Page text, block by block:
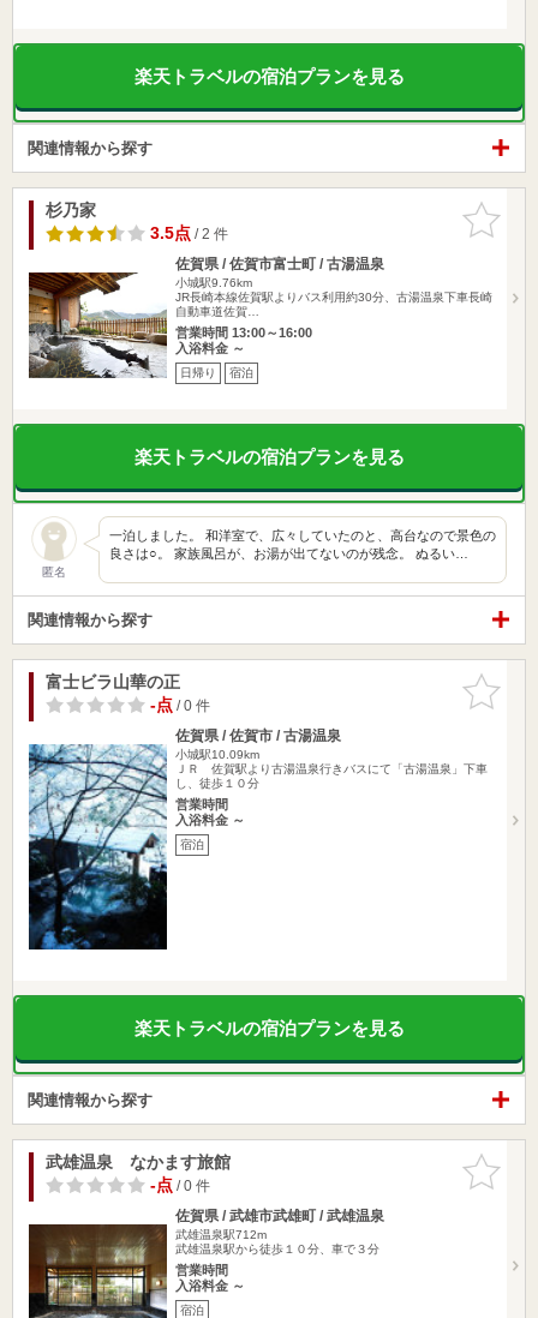
楽天トラベルの宿泊プランを見る
関連情報から探す
お気に入
りに追加
杉乃家
3.5点/ 2 件
佐賀県 / 佐賀市富士町 / 古湯温泉
小城駅9.76km
JR長崎本線佐賀駅よりバス利用約30分、古湯温泉下車長崎
自動車道佐賀…
営業時間 13:00～16:00
入浴料金 ～
日帰り 宿泊
楽天トラベルの宿泊プランを見る
匿名
一泊しました。 和洋室で、広々していたのと、高台なので景色の
良さは○。 家族風呂が、お湯が出てないのが残念。 ぬるい…
関連情報から探す
お気に入
りに追加
富士ビラ山華の正
-点/ 0 件
佐賀県 / 佐賀市 / 古湯温泉
小城駅10.09km
ＪＲ 佐賀駅より古湯温泉行きバスにて「古湯温泉」下車
し、徒歩１０分
営業時間
入浴料金 ～
宿泊
楽天トラベルの宿泊プランを見る
関連情報から探す
お気に入
りに追加
武雄温泉 なかます旅館
-点/ 0 件
佐賀県 / 武雄市武雄町 / 武雄温泉
武雄温泉駅712m
武雄温泉駅から徒歩１０分、車で３分
営業時間
入浴料金 ～
宿泊